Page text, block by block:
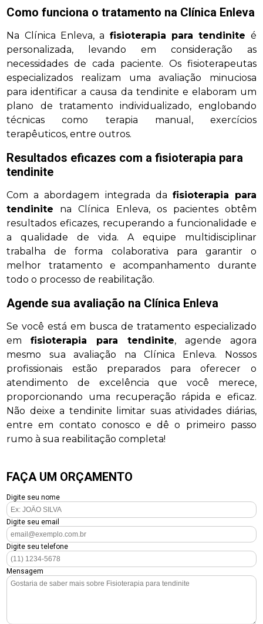
Como funciona o tratamento na Clínica Enleva
Na Clínica Enleva, a fisioterapia para tendinite é
personalizada, levando em consideração as
necessidades de cada paciente. Os fisioterapeutas
especializados realizam uma avaliação minuciosa
para identificar a causa da tendinite e elaboram um
plano de tratamento individualizado, englobando
técnicas como terapia manual, exercícios
terapêuticos, entre outros.
Resultados eficazes com afisioterapia para
tendinite
Com a abordagem integrada da fisioterapia para
tendinite na Clínica Enleva, os pacientes obtêm
resultados eficazes, recuperando a funcionalidade e
a qualidade de vida. A equipe multidisciplinar
trabalha de forma colaborativa para garantir o
melhor tratamento e acompanhamento durante
todo o processo de reabilitação.
Agende sua avaliação na Clínica Enleva
Se você está em busca de tratamento especializado
emfisioterapia para tendinite, agende agora
mesmo sua avaliação na Clínica Enleva. Nossos
profissionais estão preparados para oferecer o
atendimento de excelência que você merece,
proporcionando uma recuperação rápida e eficaz.
Não deixe a tendinite limitar suas atividades diárias,
entre em contato conosco e dê o primeiro passo
rumo à sua reabilitação completa!
FAÇA UM ORÇAMENTO
Digite seu nome
Digite seu email
Digite seu telefone
Mensagem